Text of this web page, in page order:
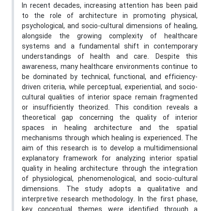
In recent decades, increasing attention has been paid
to the role of architecture in promoting physical,
psychological, and socio-cultural dimensions of healing,
alongside the growing complexity of healthcare
systems and a fundamental shift in contemporary
understandings of health and care. Despite this
awareness, many healthcare environments continue to
be dominated by technical, functional, and efficiency-
driven criteria, while perceptual, experiential, and socio-
cultural qualities of interior space remain fragmented
or insufficiently theorized. This condition reveals a
theoretical gap concerning the quality of interior
spaces in healing architecture and the spatial
mechanisms through which healing is experienced. The
aim of this research is to develop a multidimensional
explanatory framework for analyzing interior spatial
quality in healing architecture through the integration
of physiological, phenomenological, and socio-cultural
dimensions. The study adopts a qualitative and
interpretive research methodology. In the first phase,